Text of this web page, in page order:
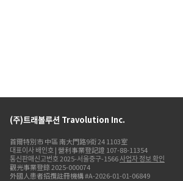
(주)트래볼루션 Travolution Inc.
首爾特別市 中區 南大門路9街 24 1103室
대표이사 배인호 | 營利事業登記證 107-88-11354
통신판매신고번호 2025-서울중구-1566사업자 정보 확인
觀光事業登錄 2025-000074
外國人患者招攬註冊機構 #A-2026-01-01-06849